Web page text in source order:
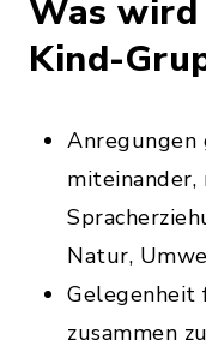
Was
Kind-
Anregungen
miteinander,
Natur,
Gelegenheit
zusammen